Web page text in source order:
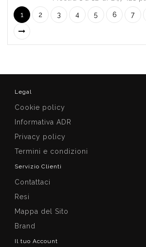
1 2 3 4 5 6 7
Legal
Cookie policy
Informativa ADR
Privacy policy
Termini e condizioni
Servizio Clienti
Contattaci
Resi
Mappa del Sito
Brand
Il tuo Account